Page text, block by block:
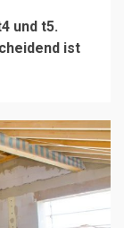
und t5.
ist